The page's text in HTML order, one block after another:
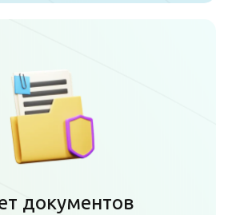
документов